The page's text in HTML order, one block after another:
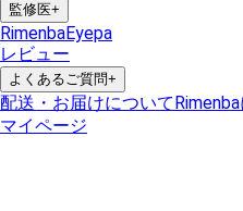
監修医+
RimenbaEyepa
レビュー
よくあるご質問+
配送・お届けについて
マイページ